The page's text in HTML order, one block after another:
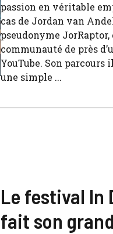
passion en véritable
cas de Jordan van
pseudonyme
communauté de près
YouTube. Son
une simple ...
Le festival In
fait son